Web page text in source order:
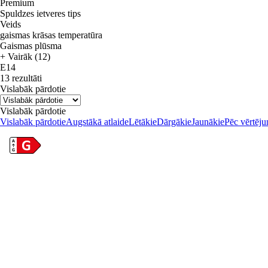
Premium
Spuldzes ietveres tips
Veids
gaismas krāsas temperatūra
Gaismas plūsma
+ Vairāk (12)
E14
13 rezultāti
Vislabāk pārdotie
Vislabāk pārdotie
Vislabāk pārdotieAugstākā atlaideLētākieDārgākieJaunākiePēc